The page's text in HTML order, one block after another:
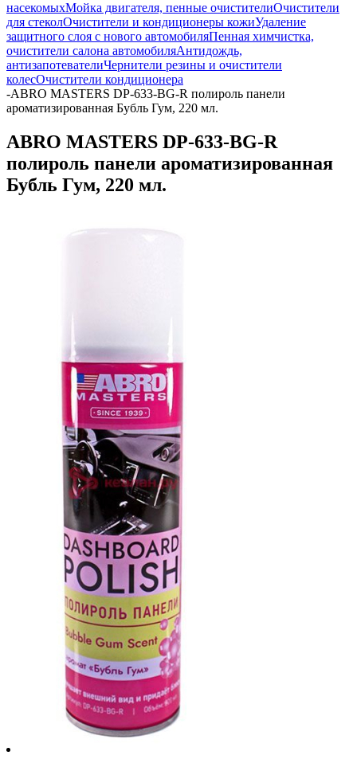
насекомыхМойка двигателя, пенные очистителиОчистители
для стеколОчистители и кондиционеры кожиУдаление
защитного слоя с нового автомобиляПенная химчистка,
очистители салона автомобиляАнтидождь,
антизапотевателиЧернители резины и очистители
колесОчистители кондиционера
-ABRO MASTERS DP-633-BG-R полироль панели
ароматизированная Бубль Гум, 220 мл.
ABRO MASTERS DP-633-BG-R
полироль панели ароматизированная
Бубль Гум, 220 мл.